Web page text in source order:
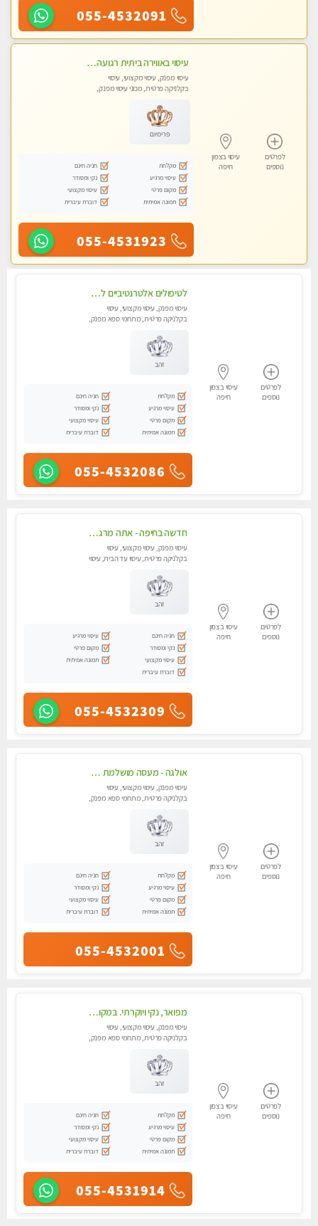
055-4532091
לפרטים
נוספים
עיסוי בצפון
חיפה
עיסוי באווירה ביתית רגועה + עיסוי טנטרה +אבנים חמות וכוסות רוח מומלץ מאוד . . . highly recommended..new in the ci
עיסוי מפנק, עיסוי מקצועי, עיסוי
בקלניקה פרטית, מכוני עיסוי מפנק,
פרימיום
מקלחת
חניה חינם
עיסוי מרגיע
נקי ומסודר
מקום פרטי
עיסוי מקצועי
תמונה אמיתית
דוברת עיברית
055-4531923
לפרטים
נוספים
עיסוי בצפון
חיפה
לטיפולים אלטרנטיביים לעיסוי מרגיע ומפנק VIP-מומלץ לחלוטין! פרטי! ​​​​​​ Highly recommended-לקביעת תור נא להתקשר ....
עיסוי מפנק, עיסוי מקצועי, עיסוי
בקלניקה פרטית, מתחמי ספא מפנק,
זהב
מקלחת
חניה חינם
עיסוי מרגיע
נקי ומסודר
מקום פרטי
עיסוי מקצועי
תמונה אמיתית
דוברת עיברית
055-4532086
לפרטים
נוספים
עיסוי בצפון
חיפה
חדשה בחיפה - אתה מרגיש עייף??? זה הזמן להתפנק בעיסוי מקצועי ברמה גבוהה- Highly recommended
עיסוי מפנק, עיסוי מקצועי, עיסוי
בקלניקה פרטית, עיסוי עד הבית, עיסוי
זהב
חניה חינם
עיסוי מרגיע
נקי ומסודר
מקום פרטי
עיסוי מקצועי
תמונה אמיתית
דוברת עיברית
055-4532309
לפרטים
נוספים
עיסוי בצפון
חיפה
אולגה - מעסה מושלמת חדשה בעיר ! בחיפה טל - 052-5738058
עיסוי מפנק, עיסוי מקצועי, עיסוי
בקלניקה פרטית, מתחמי ספא מפנק,
עיסוי טנטרה
זהב
מקלחת
חניה חינם
עיסוי מרגיע
נקי ומסודר
מקום פרטי
עיסוי מקצועי
תמונה אמיתית
דוברת עיברית
055-4532001
לפרטים
נוספים
עיסוי בצפון
חיפה
מפואר, נקי ויוקרתי. במקום מבחר מעסות מנוסות לכל סוגי העיסויים.
עיסוי מפנק, עיסוי מקצועי, עיסוי
בקלניקה פרטית, מתחמי ספא מפנק,
זהב
מקלחת
חניה חינם
עיסוי מרגיע
נקי ומסודר
מקום פרטי
עיסוי מקצועי
תמונה אמיתית
דוברת עיברית
055-4531914